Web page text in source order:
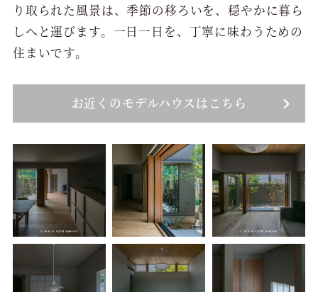
り取られた風景は、季節の移ろいを、穏やかに暮ら
しへと運びます。一日一日を、丁寧に味わうための
住まいです。
お近くのモデルハウスはこちら